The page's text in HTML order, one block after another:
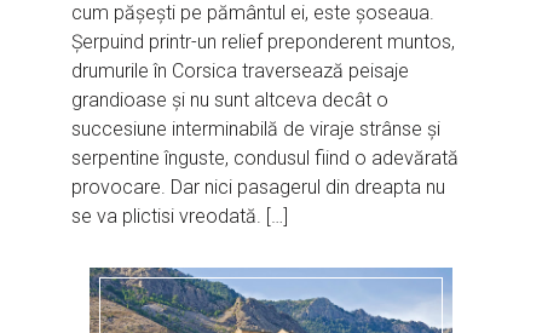
cum pășești pe pământul ei, este șoseaua.
Șerpuind printr-un relief preponderent muntos,
drumurile în Corsica traversează peisaje
grandioase și nu sunt altceva decât o
succesiune interminabilă de viraje strânse și
serpentine înguste, condusul fiind o adevărată
provocare. Dar nici pasagerul din dreapta nu
se va plictisi vreodată. […]